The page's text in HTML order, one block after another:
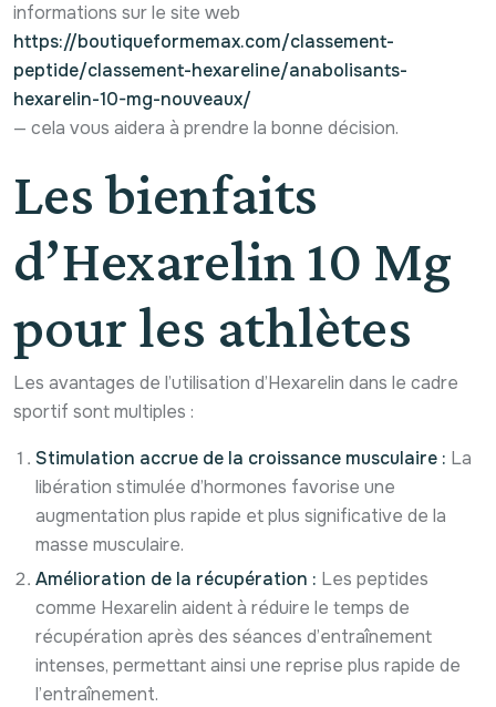
informations sur le site web
https://boutiqueformemax.com/classement-
peptide/classement-hexareline/anabolisants-
hexarelin-10-mg-nouveaux/
— cela vous aidera à prendre la bonne décision.
Les bienfaits
d’Hexarelin 10 Mg
pour les athlètes
Les avantages de l’utilisation d’Hexarelin dans le cadre
sportif sont multiples :
Stimulation accrue de la croissance musculaire : La
libération stimulée d’hormones favorise une
augmentation plus rapide et plus significative de la
masse musculaire.
Amélioration de la récupération : Les peptides
comme Hexarelin aident à réduire le temps de
récupération après des séances d’entraînement
intenses, permettant ainsi une reprise plus rapide de
l’entraînement.